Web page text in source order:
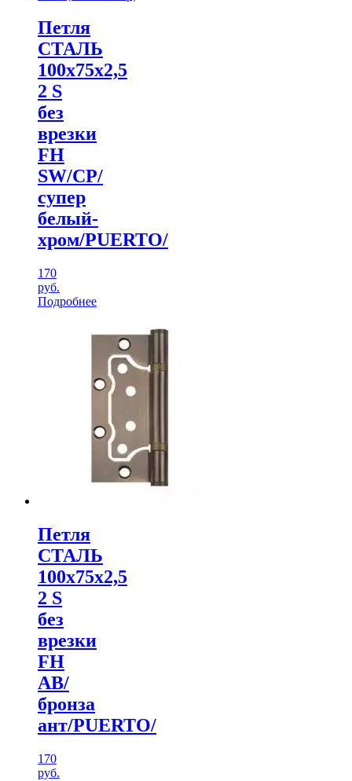
Петля
СТАЛЬ
100х75х2,5
2 S
без
врезки
FH
SW/CP/
супер
белый-
хром/PUERTO/
170
руб.
Подробнее
Петля
СТАЛЬ
100х75х2,5
2 S
без
врезки
FH
АB/
бронза
ант/PUERTO/
170
руб.